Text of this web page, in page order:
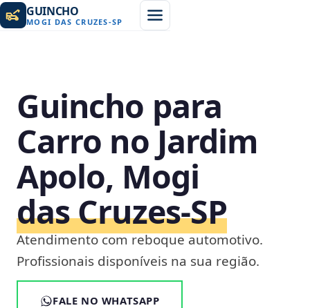
GUINCHO
MOGI DAS CRUZES-SP
Guincho para
Carro no Jardim
Apolo, Mogi
das Cruzes‑SP
Atendimento com reboque automotivo.
Profissionais disponíveis na sua região.
FALE NO WHATSAPP